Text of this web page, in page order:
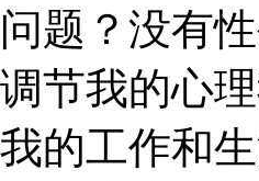
问题？没有
调节我的心
我的工作和